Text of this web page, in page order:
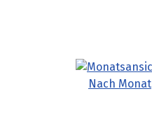
Nach Monat